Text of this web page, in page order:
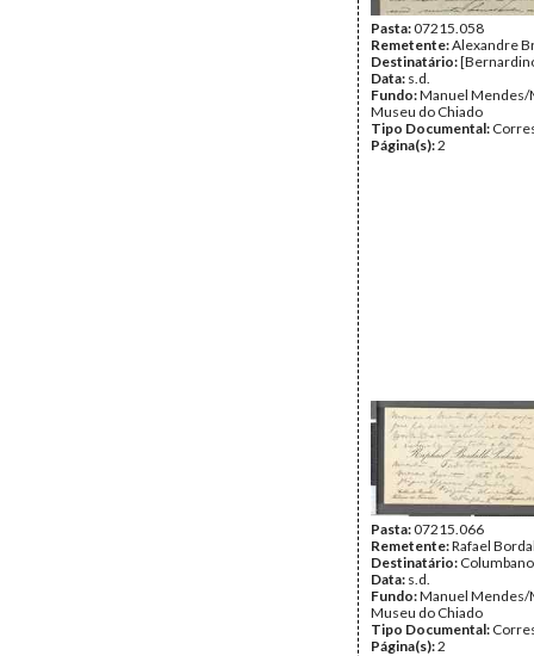
Pasta:07215.058
Remetente:Alexandre
Destinatário:
Data: s.d.
Fundo:Manuel Mendes/
Museu do Chiado
Tipo Documental:
Página(s):2
Pasta:07215.066
Remetente:Rafael
Destinatário: Columbano
Data: s.d.
Fundo:Manuel Mendes/
Museu do Chiado
Tipo Documental:
Página(s):2